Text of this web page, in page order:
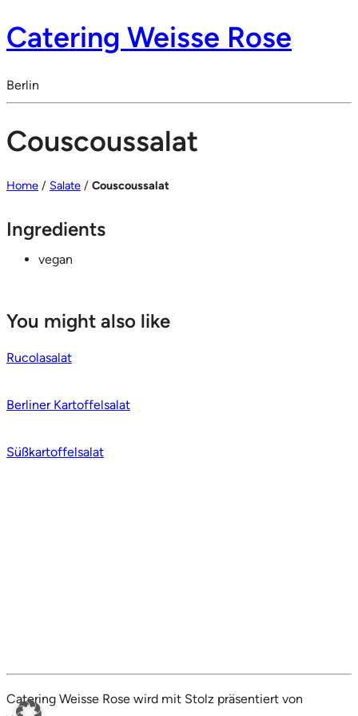
Catering Weisse Rose
Berlin
Couscoussalat
Home / Salate / Couscoussalat
Ingredients
vegan
You might also like
Rucolasalat
Berliner Kartoffelsalat
Süßkartoffelsalat
Catering Weisse Rose wird mit Stolz präsentiert von